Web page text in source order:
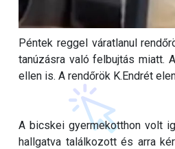
Péntek reggel váratlanul
tanúzásra való felbujtás miatt.
ellen is. A rendőrök K.Endrét
A bicskei gyermekotthon volt
hallgatva találkozott és arra